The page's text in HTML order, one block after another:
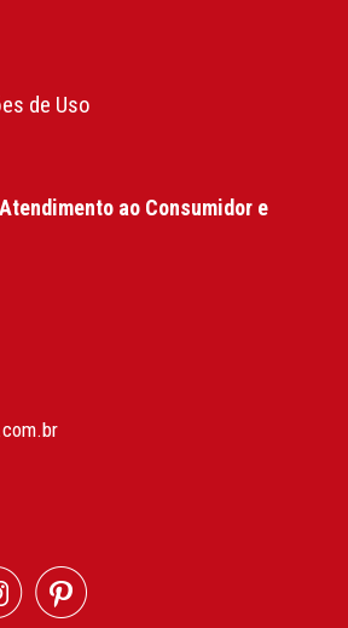
de Uso
ao Consumidor e